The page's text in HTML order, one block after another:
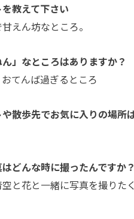
教えて下さい
えん坊なところ。
」なところはありますか？
てんば過ぎるところ
散歩先でお気に入りの場所
どんな時に撮ったんですか？
と花と一緒に写真を撮り